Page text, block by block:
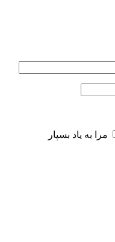
مرا به یاد بسپار